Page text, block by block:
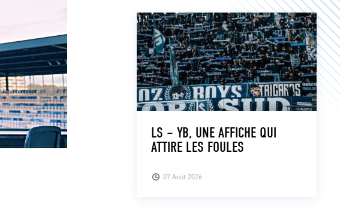
07 Août 2026
LS – YB, UNE AFFICHE QUI
ATTIRE LES FOULES